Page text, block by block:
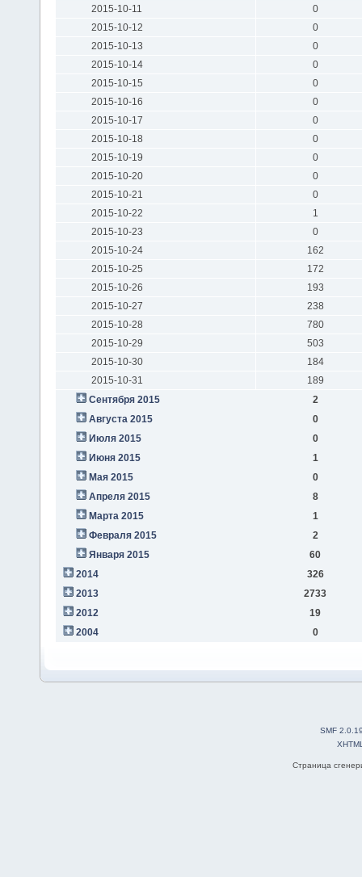
2015-10-11
0
2015-10-12
0
2015-10-13
0
2015-10-14
0
2015-10-15
0
2015-10-16
0
2015-10-17
0
2015-10-18
0
2015-10-19
0
2015-10-20
0
2015-10-21
0
2015-10-22
1
2015-10-23
0
2015-10-24
162
2015-10-25
172
2015-10-26
193
2015-10-27
238
2015-10-28
780
2015-10-29
503
2015-10-30
184
2015-10-31
189
Сентября 2015
2
Августа 2015
0
Июля 2015
0
Июня 2015
1
Мая 2015
0
Апреля 2015
8
Марта 2015
1
Февраля 2015
2
Января 2015
60
2014
326
2013
2733
2012
19
2004
0
SMF
Страница